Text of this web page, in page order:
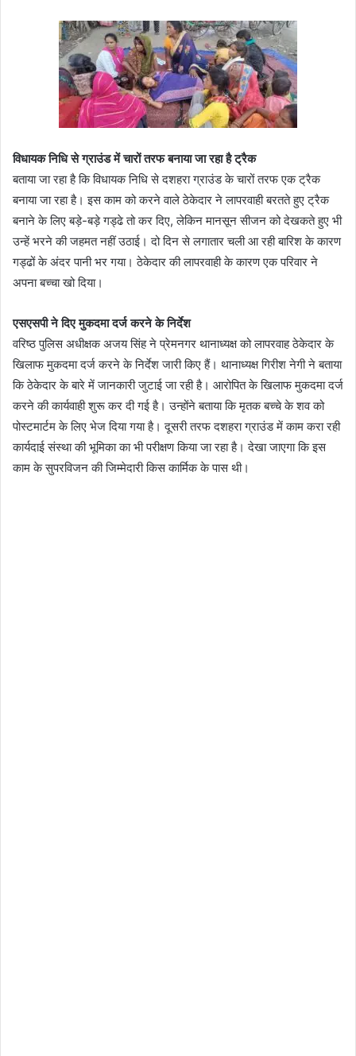
विधायक निधि से ग्राउंड में चारों तरफ बनाया जा रहा है ट्रैक
बताया जा रहा है कि विधायक निधि से दशहरा ग्राउंड के चारों तरफ एक ट्रैक
बनाया जा रहा है। इस काम को करने वाले ठेकेदार ने लापरवाही बरतते हुए ट्रैक
बनाने के लिए बड़े-बड़े गड्ढे तो कर दिए, लेकिन मानसून सीजन को देखकते हुए भी
उन्हें भरने की जहमत नहीं उठाई। दो दिन से लगातार चली आ रही बारिश के कारण
गड्ढों के अंदर पानी भर गया। ठेकेदार की लापरवाही के कारण एक परिवार ने
अपना बच्चा खो दिया।
एसएसपी ने दिए मुकदमा दर्ज करने के निर्देश
वरिष्ठ पुलिस अधीक्षक अजय सिंह ने प्रेमनगर थानाध्यक्ष को लापरवाह ठेकेदार के
खिलाफ मुकदमा दर्ज करने के निर्देश जारी किए हैं। थानाध्यक्ष गिरीश नेगी ने बताया
कि ठेकेदार के बारे में जानकारी जुटाई जा रही है। आरोपित के खिलाफ मुकदमा दर्ज
करने की कार्यवाही शुरू कर दी गई है। उन्होंने बताया कि मृतक बच्चे के शव को
पोस्टमार्टम के लिए भेज दिया गया है। दूसरी तरफ दशहरा ग्राउंड में काम करा रही
कार्यदाई संस्था की भूमिका का भी परीक्षण किया जा रहा है। देखा जाएगा कि इस
काम के सुपरविजन की जिम्मेदारी किस कार्मिक के पास थी।